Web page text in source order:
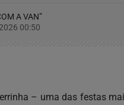
A VAN”
00:50
– uma das festas